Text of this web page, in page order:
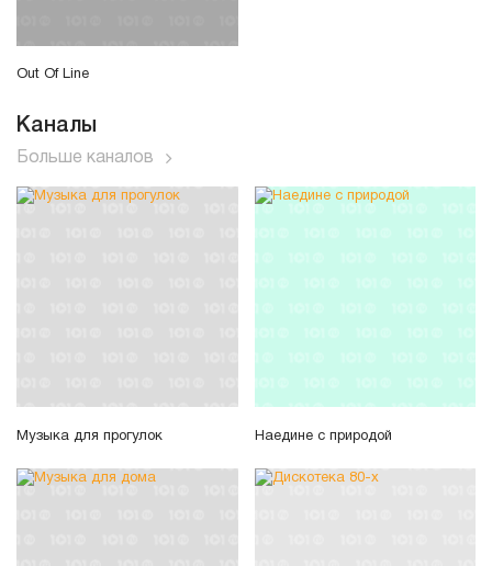
Out Of Line
Каналы
Больше каналов
Музыка для прогулок Наедине с природой